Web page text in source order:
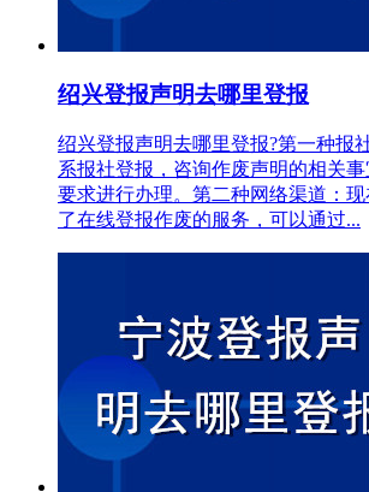
绍兴登报声明去哪里登报
绍兴登报声明去哪里登报?第一种报
系报社登报，咨询作废声明的相关
要求进行办理。第二种网络渠道：
了在线登报作废的服务，可以通过...